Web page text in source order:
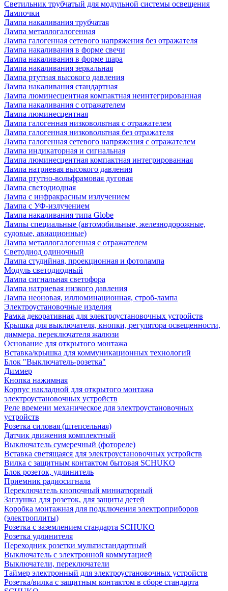
Светильник трубчатый для модульной системы освещения
Лампочки
Лампа накаливания трубчатая
Лампа металлогалогенная
Лампа галогенная сетевого напряжения без отражателя
Лампа накаливания в форме свечи
Лампа накаливания в форме шара
Лампа накаливания зеркальная
Лампа ртутная высокого давления
Лампа накаливания стандартная
Лампа люминесцентная компактная неинтегрированная
Лампа накаливания с отражателем
Лампа люминесцентная
Лампа галогенная низковольтная с отражателем
Лампа галогенная низковольтная без отражателя
Лампа галогенная сетевого напряжения с отражателем
Лампа индикаторная и сигнальная
Лампа люминесцентная компактная интегрированная
Лампа натриевая высокого давления
Лампа ртутно-вольфрамовая дуговая
Лампа светодиодная
Лампа с инфракрасным излучением
Лампа с УФ-излучением
Лампа накаливания типа Globe
Лампы специальные (автомобильные, железнодорожные,
судовые, авиационные)
Лампа металлогалогенная с отражателем
Светодиод одиночный
Лампа студийная, проекционная и фотолампа
Модуль светодиодный
Лампа сигнальная светофора
Лампа натриевая низкого давления
Лампа неоновая, иллюминационная, строб-лампа
Электроустановочные изделия
Рамка декоративная для электроустановочных устройств
Крышка для выключателя, кнопки, регулятора освещенности,
диммера, переключателя жалюзи
Основание для открытого монтажа
Вставка/крышка для коммуникационных технологий
Блок "Выключатель-розетка"
Диммер
Кнопка нажимная
Корпус накладной для открытого монтажа
электроустановочных устройств
Реле времени механическое для электроустановочных
устройств
Розетка силовая (штепсельная)
Датчик движения комплектный
Выключатель сумеречный (фотореле)
Вставка светящаяся для электроустановочных устройств
Вилка с защитным контактом бытовая SCHUKO
Блок розеток, удлинитель
Приемник радиосигнала
Переключатель кнопочный миниатюрный
Заглушка для розеток, для защиты детей
Коробка монтажная для подключения электроприборов
(электроплиты)
Розетка с заземлением стандарта SCHUKO
Розетка удлинителя
Переходник розетки мультистандартный
Выключатель с электронной коммутацией
Выключатели, переключатели
Таймер электронный для электроустановочных устройств
Розетка/вилка с защитным контактом в сборе стандарта